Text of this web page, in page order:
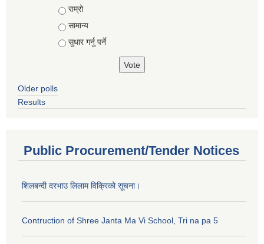
राम्रो
सामान्य
सुधार गर्नु पर्ने
Older polls
Results
Public Procurement/Tender Notices
शिलबन्दी दरभाउ लिलाम विक्रिको सूचना।
Contruction of Shree Janta Ma Vi School, Tri na pa 5